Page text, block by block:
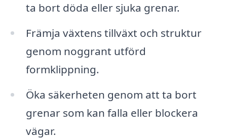
ta bort döda eller sjuka grenar.
Främja växtens tillväxt och struktur
genom noggrant utförd
formklippning.
Öka säkerheten genom att ta bort
grenar som kan falla eller blockera
vägar.